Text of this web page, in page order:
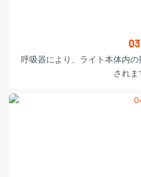
03
呼吸器により、ライト本体内
されま